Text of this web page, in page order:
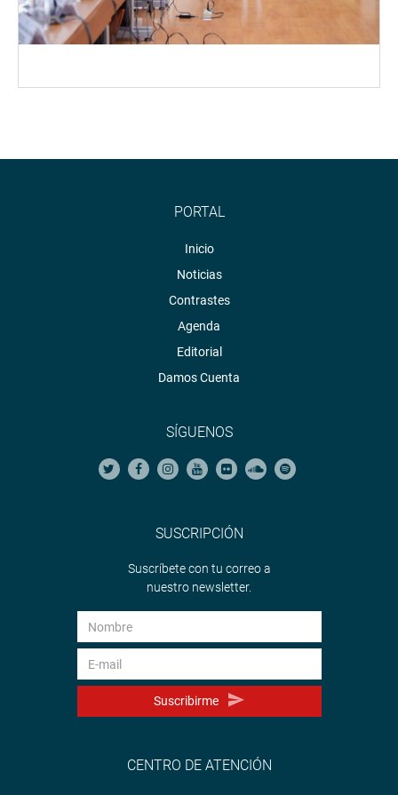
PORTAL
Inicio
Noticias
Contrastes
Agenda
Editorial
Damos Cuenta
SÍGUENOS
SUSCRIPCIÓN
Suscríbete con tu correo a
nuestro newsletter.
Suscribirme
CENTRO DE ATENCIÓN